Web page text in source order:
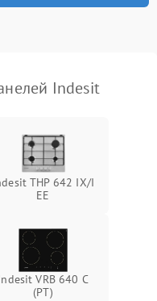
Indesit
THP 642 IX/I
EE
VRB 640 C
(PT)